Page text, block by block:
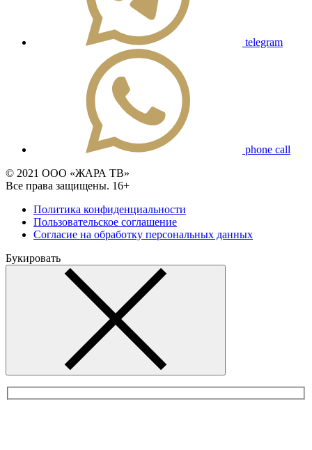
telegram
phone call
© 2021 ООО «ЖАРА ТВ»
Все права защищены. 16+
Политика конфиденциальности
Пользовательское соглашение
Согласие на обработку персональных данных
Букировать